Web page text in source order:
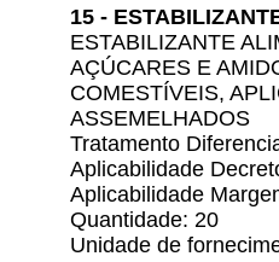
15 -
ESTABILIZANTE
AÇÚCARES E
COMESTÍVEIS,
ASSEMELHADOS
Tratamento
Aplicabilidade
Aplicabilidade
Quantidade: 20
Unidade de